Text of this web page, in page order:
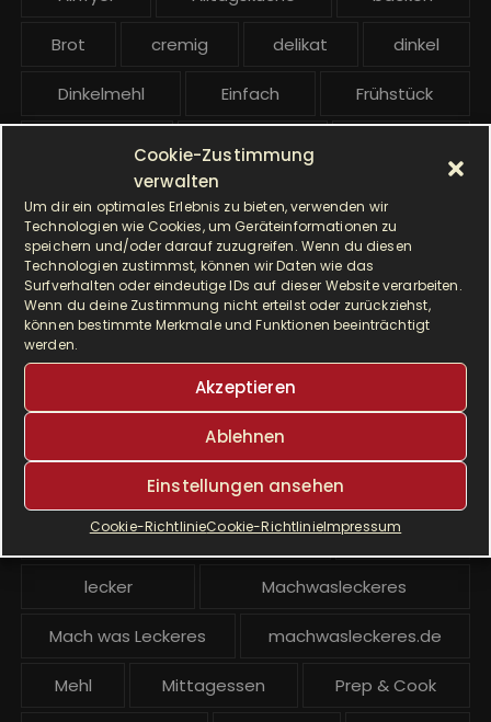
Cookie-Zustimmung
verwalten
Um dir ein optimales Erlebnis zu bieten, verwenden wir
Technologien wie Cookies, um Geräteinformationen zu
speichern und/oder darauf zuzugreifen. Wenn du diesen
Technologien zustimmst, können wir Daten wie das
Surfverhalten oder eindeutige IDs auf dieser Website verarbeiten.
Wenn du deine Zustimmung nicht erteilst oder zurückziehst,
können bestimmte Merkmale und Funktionen beeinträchtigt
werden.
Akzeptieren
Ablehnen
Einstellungen ansehen
Cookie-RichtlinieCookie-RichtlinieImpressum
g
Brot cremig delikat dinkel
Dinkelmehl Einfach Frühstück
gesund
Hauptgericht
HP5031 HP 5031
I Prep & Cook Gourmet kochen
Krups Krups Master Perfect Gourmet
Krups Prep & Cook
Krups Prep & Cook Rezepte
Krups Prep and Cook
Krups Prep and Cook backen Kuchen
lecker Machwasleckeres
Mach was Leckeres machwasleckeres.de
Mehl Mittagessen Prep & Cook